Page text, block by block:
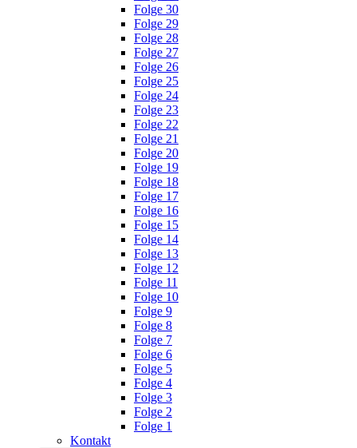
Folge 30
Folge 29
Folge 28
Folge 27
Folge 26
Folge 25
Folge 24
Folge 23
Folge 22
Folge 21
Folge 20
Folge 19
Folge 18
Folge 17
Folge 16
Folge 15
Folge 14
Folge 13
Folge 12
Folge 11
Folge 10
Folge 9
Folge 8
Folge 7
Folge 6
Folge 5
Folge 4
Folge 3
Folge 2
Folge 1
Kontakt